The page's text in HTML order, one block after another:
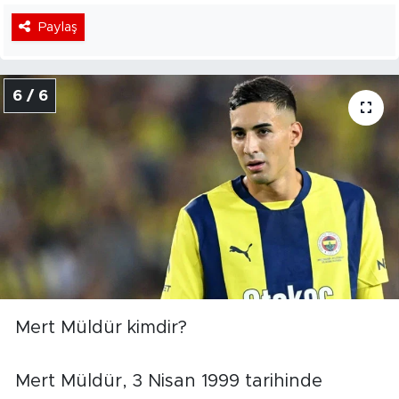
Paylaş
6 / 6
Mert Müldür kimdir?
Mert Müldür, 3 Nisan 1999 tarihinde